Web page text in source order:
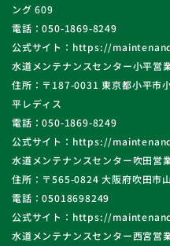
ング 609
電話：050-1869-8249
公式サイト：https://
水道メンテナンスセンター小平営
住所：〒187-0031 東京都小平市
平レディス
電話：050-1869-8249
公式サイト：https://
水道メンテナンスセンター吹田営
住所：〒565-0824 大阪府吹田市
電話：05018698249
公式サイト：https://
水道メンテナンスセンター西宮営